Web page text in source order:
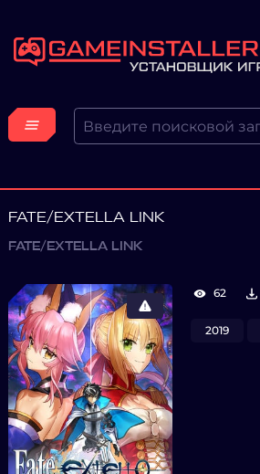
FATE/EXTELLA LINK
FATE/EXTELLA LINK
62
2019